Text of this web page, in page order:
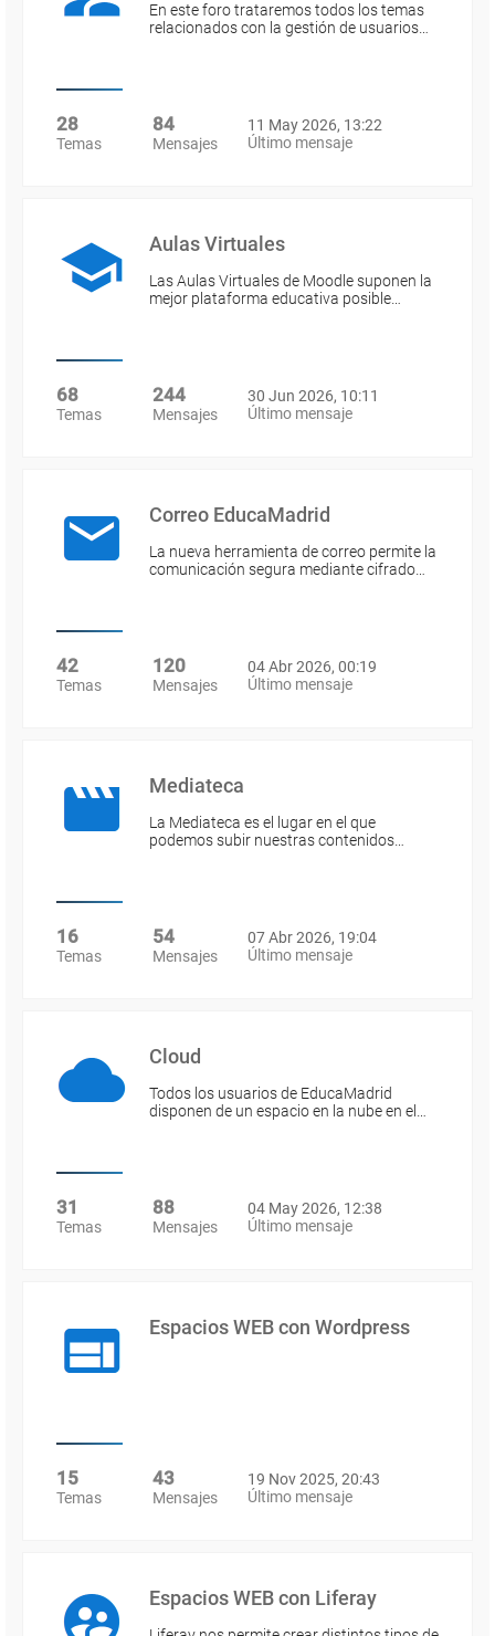
En este foro trataremos todos los temas
relacionados con la gestión de usuarios…
28
Temas
84
Mensajes
11 May 2026, 13:22
Último mensaje
Aulas Virtuales
Las Aulas Virtuales de Moodle suponen la
mejor plataforma educativa posible…
68
Temas
244
Mensajes
30 Jun 2026, 10:11
Último mensaje
Correo EducaMadrid
La nueva herramienta de correo permite la
comunicación segura mediante cifrado…
42
Temas
120
Mensajes
04 Abr 2026, 00:19
Último mensaje
Mediateca
La Mediateca es el lugar en el que
podemos subir nuestras contenidos…
16
Temas
54
Mensajes
07 Abr 2026, 19:04
Último mensaje
Cloud
Todos los usuarios de EducaMadrid
disponen de un espacio en la nube en el…
31
Temas
88
Mensajes
04 May 2026, 12:38
Último mensaje
Espacios WEB con Wordpress
15
Temas
43
Mensajes
19 Nov 2025, 20:43
Último mensaje
Espacios WEB con Liferay